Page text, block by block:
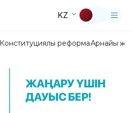
KZ
Конституциялық реформаАрнайы